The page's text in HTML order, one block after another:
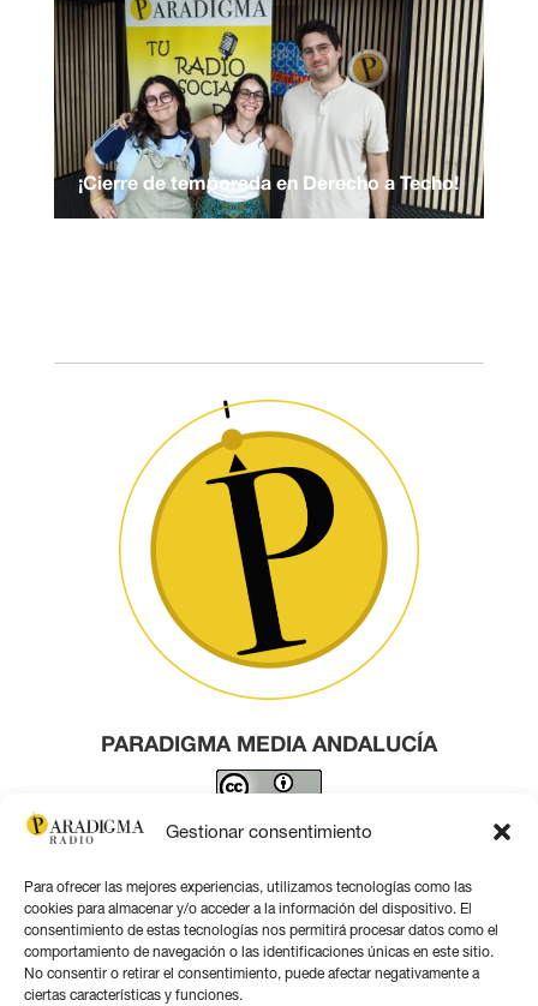
Gestionar consentimiento
Para ofrecer las mejores experiencias, utilizamos tecnologías como las
cookies para almacenar y/o acceder a la información del dispositivo. El
consentimiento de estas tecnologías nos permitirá procesar datos como el
comportamiento de navegación o las identificaciones únicas en este sitio.
No consentir o retirar el consentimiento, puede afectar negativamente a
ciertas características y funciones.
¡Cierre de temporada en Derecho a Techo!
PARADIGMA MEDIA ANDALUCÍA
Este obra está bajo una licencia de Creative Commons
Contacto por correo